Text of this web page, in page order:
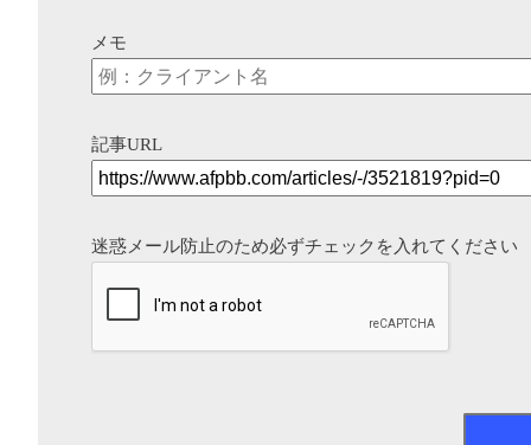
メモ
記事URL
迷惑メール防止のため必ずチェックを入れてください